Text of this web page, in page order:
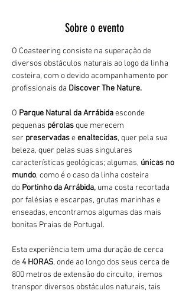
Sobre o evento
O Coasteering consiste na superação de
diversos obstáculos naturais ao logo da linha
costeira, com o devido acompanhamento por
profissionais da Discover The Nature.
O Parque Natural da Arrábida esconde
pequenas pérolas que merecem
ser preservadas e enaltecidas, quer pela sua
beleza, quer pelas suas singulares
características geológicas; algumas, únicas no
mundo, como é o caso da linha costeira
do Portinho da Arrábida, uma costa recortada
por falésias e escarpas, grutas marinhas e
enseadas, encontramos algumas das mais
bonitas Praias de Portugal.
Esta experiência tem uma duração de cerca
de 4 HORAS, onde ao longo dos seus cerca de
800 metros de extensão do circuito,  iremos
transpor diversos obstáculos naturais, tais